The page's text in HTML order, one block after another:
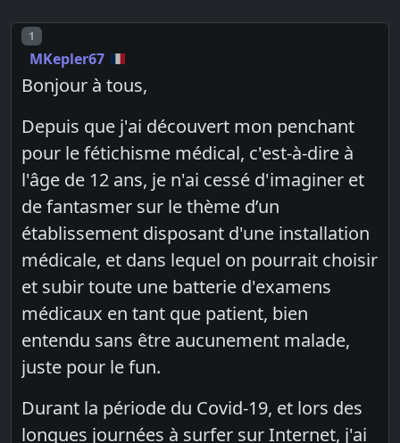
Post number
1
MKepler67
Bonjour à tous,
Depuis que j'ai découvert mon penchant
pour le fétichisme médical, c'est-à-dire à
l'âge de 12 ans, je n'ai cessé d'imaginer et
de fantasmer sur le thème d’un
établissement disposant d'une installation
médicale, et dans lequel on pourrait choisir
et subir toute une batterie d'examens
médicaux en tant que patient, bien
entendu sans être aucunement malade,
juste pour le fun.
Durant la période du Covid-19, et lors des
longues journées à surfer sur Internet, j'ai